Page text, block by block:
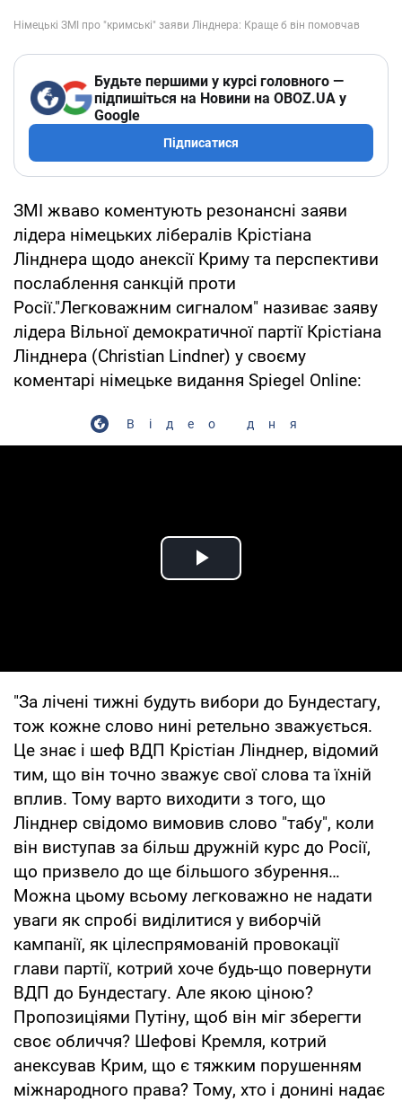
Будьте першими у курсі головного —
підпишіться на Новини на OBOZ.UA у
Google
Підписатися
ЗМІ жваво коментують резонансні заяви
лідера німецьких лібералів Крістіана
Лінднера щодо анексії Криму та перспективи
послаблення санкцій проти
Росії."Легковажним сигналом" називає заяву
лідера Вільної демократичної партії Крістіана
Лінднера (Christian Lindner) у своєму
коментарі німецьке видання Spiegel Online:
Відео дня
Play Video
"За лічені тижні будуть вибори до Бундестагу,
тож кожне слово нині ретельно зважується.
Це знає і шеф ВДП Крістіан Лінднер, відомий
тим, що він точно зважує свої слова та їхній
вплив. Тому варто виходити з того, що
Лінднер свідомо вимовив слово "табу", коли
він виступав за більш дружній курс до Росії,
що призвело до ще більшого збурення…
Можна цьому всьому легковажно не надати
уваги як спробі виділитися у виборчій
кампанії, як цілеспрямованій провокації
глави партії, котрий хоче будь-що повернути
ВДП до Бундестагу. Але якою ціною?
Пропозиціями Путіну, щоб він міг зберегти
своє обличчя? Шефові Кремля, котрий
анексував Крим, що є тяжким порушенням
міжнародного права? Тому, хто і донині надає